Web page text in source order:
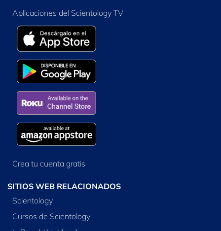
Aplicaciones del Scientology TV
Crea tu cuenta gratis
SITIOS WEB RELACIONADOS
Scientology
Cursos de Scientology